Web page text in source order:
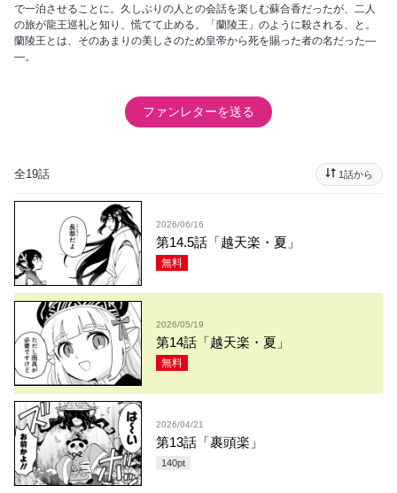
で一泊させることに。久しぶりの人との会話を楽しむ蘇合香だったが、二人
の旅が龍王巡礼と知り、慌てて止める。「蘭陵王」のように殺される、と。
蘭陵王とは、そのあまりの美しさのため皇帝から死を賜った者の名だった―
―。
ファンレターを送る
全19話 1話から
2026/06/16
第14.5話「越天楽・夏」
無料
2026/05/19
第14話「越天楽・夏」
無料
2026/04/21
第13話「裹頭楽」
140pt